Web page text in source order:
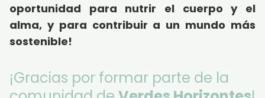
oportunidad para nutrir el cuerpo y el
alma, y para contribuir a un mundo más
sostenible!
¡Gracias por formar parte de la